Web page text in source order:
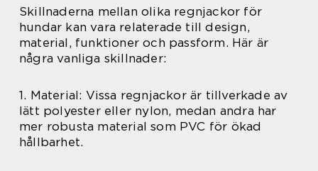
Skillnaderna mellan olika regnjackor för
hundar kan vara relaterade till design,
material, funktioner och passform. Här är
några vanliga skillnader:
1. Material: Vissa regnjackor är tillverkade av
lätt polyester eller nylon, medan andra har
mer robusta material som PVC för ökad
hållbarhet.